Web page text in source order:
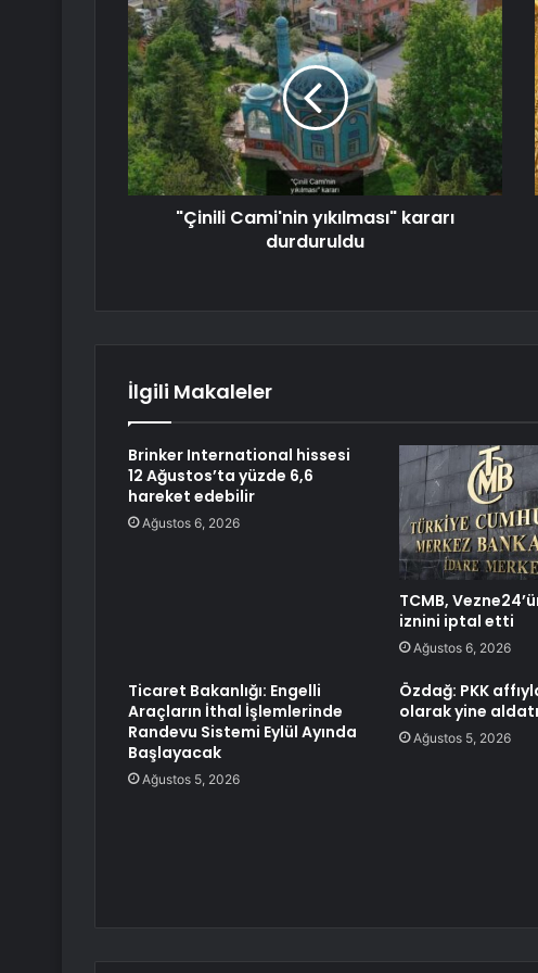
"Çinili Cami'nin yıkılması" kararı
durduruldu
İlgili Makaleler
Brinker International hissesi
12 Ağustos’ta yüzde 6,6
hareket edebilir
Ağustos 6, 2026
TCMB,
iznini iptal etti
Ağustos 6, 2026
Ticaret Bakanlığı: Engelli
Araçların İthal İşlemlerinde
Randevu Sistemi Eylül Ayında
Başlayacak
Ağustos 5, 2026
Özdağ: PKK
olarak yine
Ağustos 5, 2026